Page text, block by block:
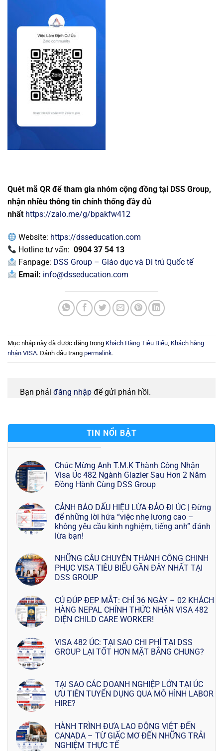
Quét mã QR để tham gia nhóm cộng đồng tại DSS Group,
nhận nhiều thông tin chính thống đầy đủ
nhất https://zalo.me/g/bpakfw412
Website: https://dsseducation.com
Hotline tư vấn:0904 37 54 13
Fanpage: DSS Group – Giáo dục và Di trú Quốc tế
Email: info@dsseducation.com
Mục nhập này đã được đăng trong Khách Hàng Tiêu Biểu, Khách hàng
nhận VISA. Đánh dấu trang permalink.
Bạn phải đăng nhập để gửi phản hồi.
TIN NỔI BẬT
Chúc Mừng Anh T.M.K Thành Công Nhận
Visa Úc 482 Ngành Glazier Sau Hơn 2 Năm
Đồng Hành Cùng DSS Group
CẢNH BÁO DẤU HIỆU LỪA ĐẢO ĐI ÚC | Đừng
để những lời hứa “việc nhẹ lương cao –
không yêu cầu kinh nghiệm, tiếng anh” đánh
lừa bạn!
NHỮNG CÂU CHUYỆN THÀNH CÔNG CHINH
PHỤC VISA TIÊU BIỂU GẦN ĐÂY NHẤT TẠI
DSS GROUP
CÚ ĐÚP ĐẸP MẮT: CHỈ 36 NGÀY – 02 KHÁCH
HÀNG NEPAL CHÍNH THỨC NHẬN VISA 482
DIỆN CHILD CARE WORKER!
VISA 482 ÚC: TẠI SAO CHI PHÍ TẠI DSS
GROUP LẠI TỐT HƠN MẶT BẰNG CHUNG?
TẠI SAO CÁC DOANH NGHIỆP LỚN TẠI ÚC
ƯU TIÊN TUYỂN DỤNG QUA MÔ HÌNH LABOR
HIRE?
HÀNH TRÌNH ĐƯA LAO ĐỘNG VIỆT ĐẾN
CANADA – TỪ GIẤC MƠ ĐẾN NHỮNG TRẢI
NGHIỆM THỰC TẾ